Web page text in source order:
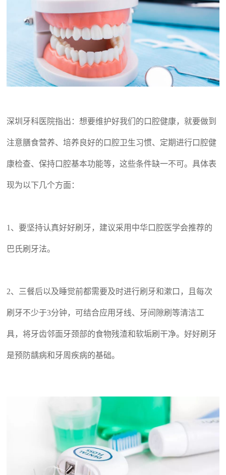
深圳牙科医院指出：想要维护好我们的口腔健康，就要做到
注意膳食营养、培养良好的口腔卫生习惯、定期进行口腔健
康检查、保持口腔基本功能等，这些条件缺一不可。具体表
现为以下几个方面：
1、要坚持认真好好刷牙，建议采用中华口腔医学会推荐的
巴氏刷牙法。
2、三餐后以及睡觉前都需要及时进行刷牙和漱口，且每次
刷牙不少于3分钟，可结合应用牙线、牙间隙刷等清洁工
具，将牙齿邻面牙颈部的食物残渣和软垢刷干净。好好刷牙
是预防龋病和牙周疾病的基础。